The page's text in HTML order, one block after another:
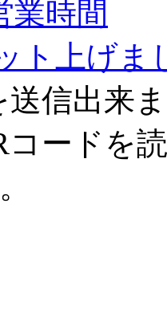
業時間
ト上げま